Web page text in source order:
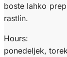
boste lahko
rastlin.
Hours:
ponedeljek,